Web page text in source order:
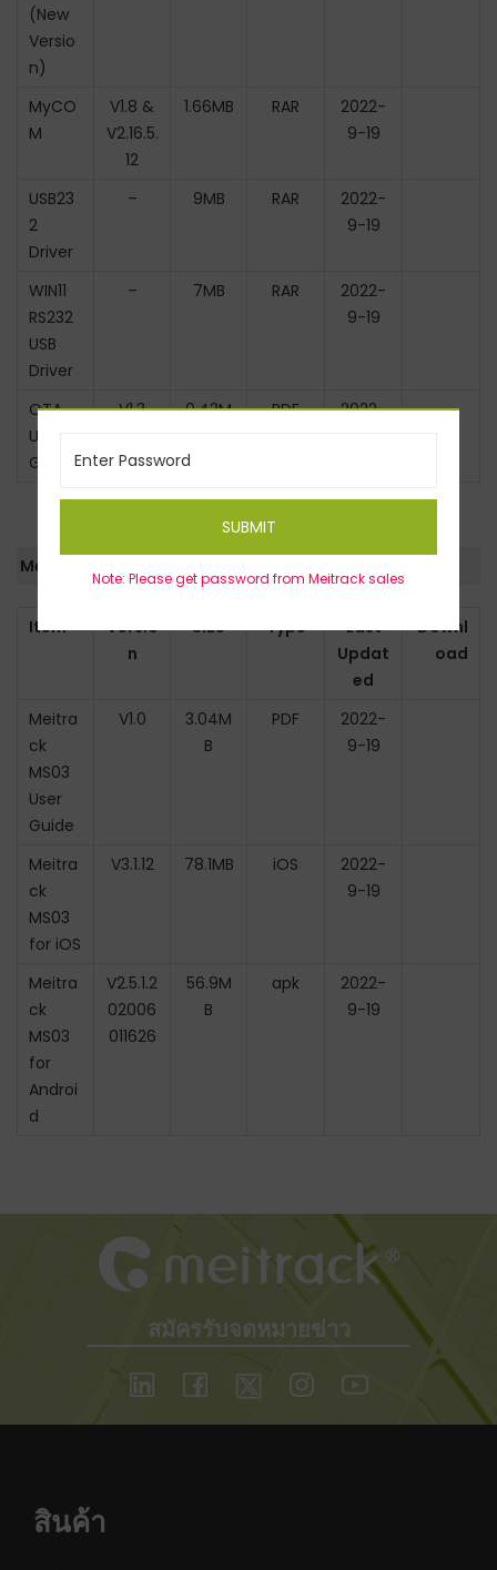
SUBMIT
Note: Please get password from Meitrack sales
(New
Versio
n)
MyCO
M
V1.8 &
V2.16.5.
12
1.66MB RAR
2022-
9-19
USB23
2
Driver
– 9MB RAR
2022-
9-19
WIN11
RS232
USB
Driver
– 7MB RAR
2022-
9-19
OTA
User
Guide
V1.3
0.43M
PDF
2022-
Meitrack Family GPS Tracking System
Item
Versio
n
Size Type
Last
Updat
ed
Downl
oad
Meitra
ck
MS03
User
Guide
V1.0
3.04M
B
PDF
2022-
9-19
Meitra
ck
MS03
for iOS
V3.1.12 78.1MB iOS
2022-
9-19
Meitra
ck
MS03
for
Androi
d
V2.5.1.2
02006
011626
56.9M
B
apk
2022-
9-19
สมัครรับจดหมายข่าว
สินค้า